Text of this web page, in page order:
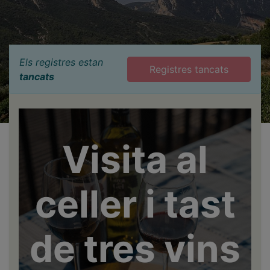
Els registres estan
tancats
Registres tancats
Visita al
celler i tast
de tres vins​